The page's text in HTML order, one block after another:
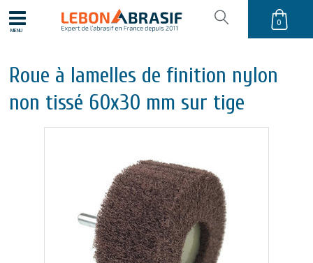
MENU
0
Roue à lamelles de finition nylon
non tissé 60x30 mm sur tige